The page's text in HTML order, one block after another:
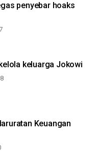
penyebar hoaks
keluarga Jokowi
Keuangan